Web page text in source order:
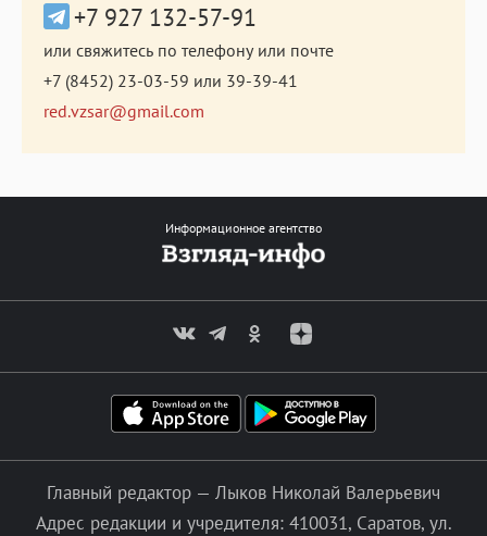
+7 927 132-57-91
или свяжитесь по телефону или почте
+7 (8452) 23-03-59 или 39-39-41
red.vzsar@gmail.com
Информационное агентство
Главный редактор — Лыков Николай Валерьевич
Адрес редакции и учредителя: 410031, Саратов, ул.